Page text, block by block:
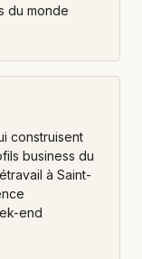
du monde
construisent
business du
à Saint-
end